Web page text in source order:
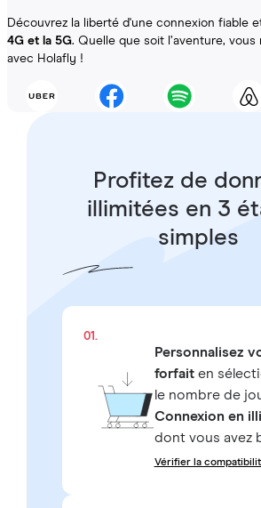
Découvrez la liberté d'une connexion fiable
4G et la 5G. Quelle que soit l’aventure,
avec Holafly !
Profitez de
illimitées en 3
simples
01.
Personnalisez
forfaiten
le nombre de
Connexion en
dont vous avez
Vérifier la